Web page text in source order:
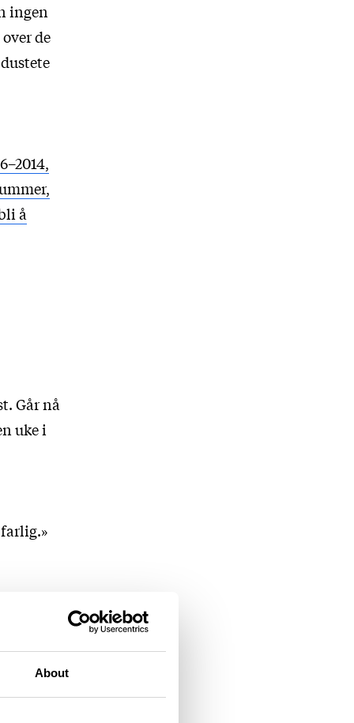
About
ingen
de
å
Går nå
uke i